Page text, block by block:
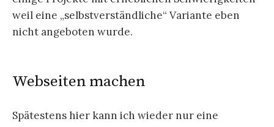
weil eine „selbstverständliche“ Variante eben
nicht angeboten wurde.
Webseiten machen
Spätestens hier kann ich wieder nur eine